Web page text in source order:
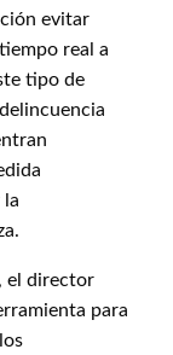
evitar
real a
tipo de
la
el director
para